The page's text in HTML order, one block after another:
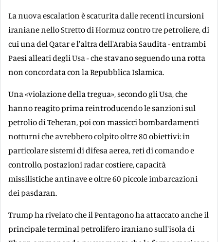
La nuova escalation è scaturita dalle recenti incursioni
iraniane nello Stretto di Hormuz contro tre petroliere, di
cui una del Qatar e l'altra dell'Arabia Saudita - entrambi
Paesi alleati degli Usa - che stavano seguendo una rotta
non concordata con la Repubblica Islamica.
Una «violazione della tregua», secondo gli Usa, che
hanno reagito prima reintroducendo le sanzioni sul
petrolio di Teheran, poi con massicci bombardamenti
notturni che avrebbero colpito oltre 80 obiettivi: in
particolare sistemi di difesa aerea, reti di comando e
controllo, postazioni radar costiere, capacità
missilistiche antinave e oltre 60 piccole imbarcazioni
dei pasdaran.
Trump ha rivelato che il Pentagono ha attaccato anche il
principale terminal petrolifero iraniano sull'isola di